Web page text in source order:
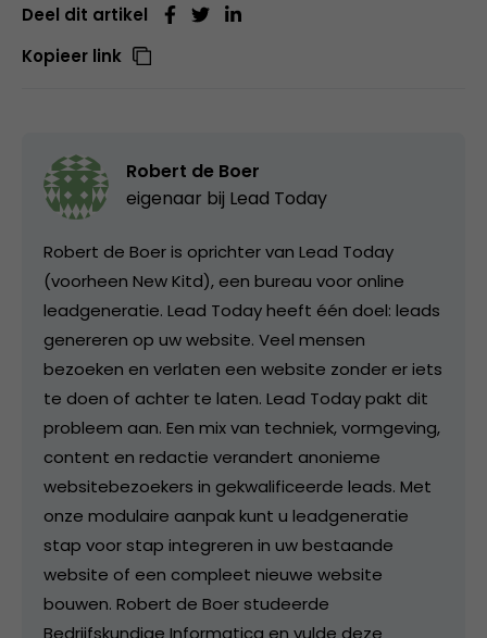
Deel dit artikel
Kopieer link
Robert de Boer
eigenaar bij Lead Today
Robert de Boer is oprichter van Lead Today
(voorheen New Kitd), een bureau voor online
leadgeneratie. Lead Today heeft één doel: leads
genereren op uw website. Veel mensen
bezoeken en verlaten een website zonder er iets
te doen of achter te laten. Lead Today pakt dit
probleem aan. Een mix van techniek, vormgeving,
content en redactie verandert anonieme
websitebezoekers in gekwalificeerde leads. Met
onze modulaire aanpak kunt u leadgeneratie
stap voor stap integreren in uw bestaande
website of een compleet nieuwe website
bouwen. Robert de Boer studeerde
Bedrijfskundige Informatica en vulde deze